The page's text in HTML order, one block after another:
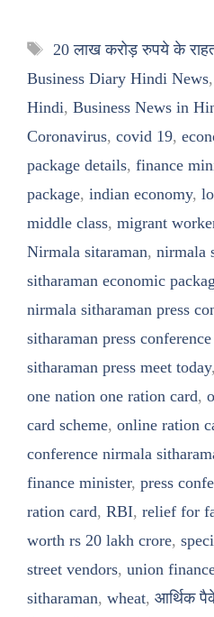
Tags
20 लाख करोड़ रुपये के
Business Diary Hindi News,
Hindi, Business News in
Coronavirus, covid 19,
package details, finance
package, indian economy,
middle class, migrant
Nirmala sitaraman, nirmala
sitharaman economic
nirmala sitharaman press
sitharaman press
sitharaman press meet today,
one nation one ration card,
card scheme, online ration
conference nirmala
finance minister, press
ration card, RBI, relief for
worth rs 20 lakh crore,
street vendors, union
sitharaman, wheat, आर्थिक